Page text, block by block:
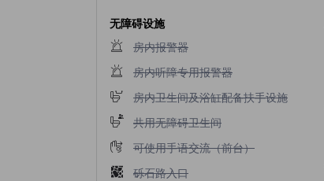
无障碍设施
不提供房内报警器
房内报警器
不提供房内听障专用报警器
房内听障专用报警器
不提供房内卫生间及浴缸配备扶手设施
房内卫生间及浴缸配备扶手设施
不提供共用无障碍卫生间
共用无障碍卫生间
不提供可使用手语交流（前台）
可使用手语交流（前台）
不提供砾石路入口
砾石路入口